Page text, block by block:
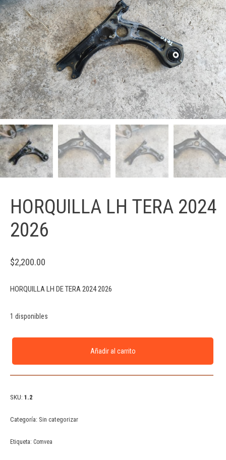
HORQUILLA LH TERA 2024
2026
$2,200.00
HORQUILLA LH DE TERA 2024 2026
1 disponibles
Añadir al carrito
SKU: 1.2
Categoría: Sin categorizar
Etiqueta: Comvea